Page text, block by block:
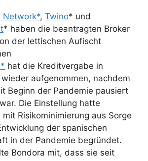
Network*, Twino* und
* haben die beantragten Broker
der lettischen Aufischt
hat die Kreditvergabe in
wieder aufgenommen, nachdem
Beginn der Pandemie pausiert
Die Einstellung hatte
mit Risikominimierung aus Sorge
der spanischen
in der Pandemie begründet.
Bondora mit, dass sie seit